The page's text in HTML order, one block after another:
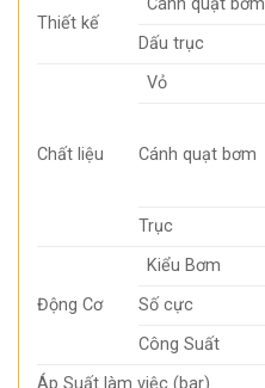
Thiết kế
Cánh quạt bơm
Dấu trục
Chất liệu
Vỏ
Cánh quạt bơm
Trục
Động Cơ
Kiểu Bơm
Số cực
Công Suất
Áp Suất làm việc (bar)